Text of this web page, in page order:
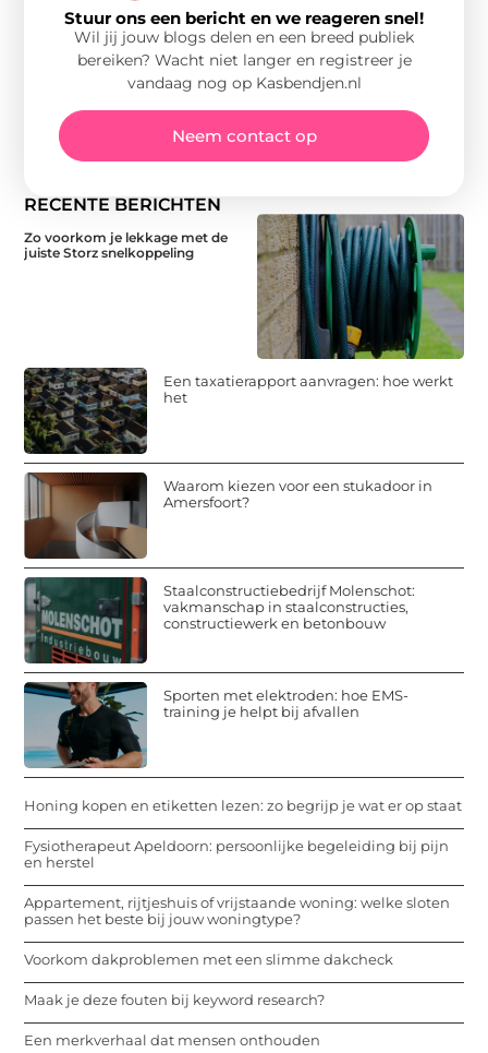
RECENTE BERICHTEN
Zo voorkom je lekkage met de
juiste Storz snelkoppeling
Een taxatierapport aanvragen: hoe werkt
het
Waarom kiezen voor een stukadoor in
Amersfoort?
Staalconstructiebedrijf Molenschot:
vakmanschap in staalconstructies,
constructiewerk en betonbouw
Sporten met elektroden: hoe EMS-
training je helpt bij afvallen
Honing kopen en etiketten lezen: zo begrijp je wat er op staat
Fysiotherapeut Apeldoorn: persoonlijke begeleiding bij pijn
en herstel
Appartement, rijtjeshuis of vrijstaande woning: welke sloten
passen het beste bij jouw woningtype?
Voorkom dakproblemen met een slimme dakcheck
Maak je deze fouten bij keyword research?
Een merkverhaal dat mensen onthouden
Stuur ons een bericht en we reageren snel!
Wil jij jouw blogs delen en een breed publiek
bereiken? Wacht niet langer en registreer je
vandaag nog op Kasbendjen.nl
Neem contact op